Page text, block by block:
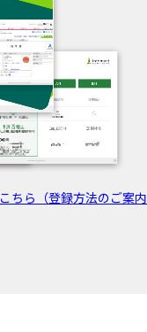
こちら（登録方法のご案内